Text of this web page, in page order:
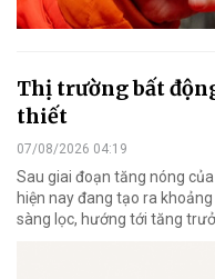
Thị trường bất
thiết
07/08/2026 04:19
Sau giai đoạn tăng nóng
hiện nay đang tạo ra
sàng lọc, hướng tới tăng